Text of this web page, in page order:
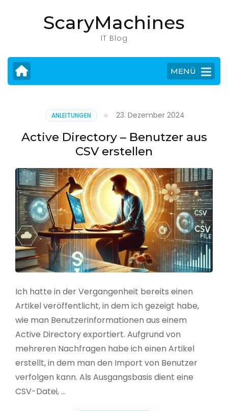
drücken)
ScaryMachines
IT Blog
MENÜ
ANLEITUNGEN 23. Dezember 2024
Active Directory – Benutzer aus
CSV erstellen
Ich hatte in der Vergangenheit bereits einen
Artikel veröffentlicht, in dem ich gezeigt habe,
wie man Benutzerinformationen aus einem
Active Directory exportiert. Aufgrund von
mehreren Nachfragen habe ich einen Artikel
erstellt, in dem man den Import von Benutzer
verfolgen kann. Als Ausgangsbasis dient eine
CSV-Datei, …